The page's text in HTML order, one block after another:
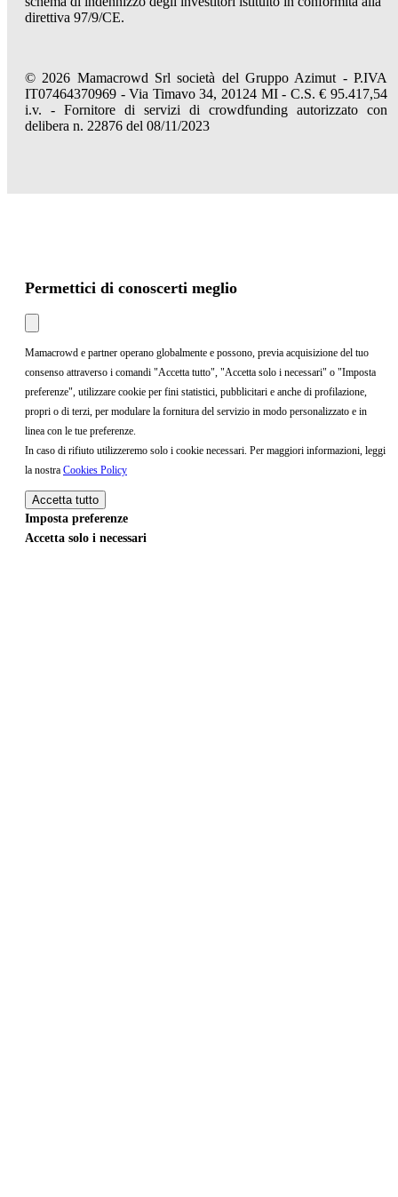
direttiva 97/9/CE.
© 2026 Mamacrowd Srl società del Gruppo Azimut - P.IVA
IT07464370969 - Via Timavo 34, 20124 MI - C.S. € 95.417,54
i.v. - Fornitore di servizi di crowdfunding autorizzato con
delibera n. 22876 del 08/11/2023
Permettici di conoscerti meglio
Mamacrowd e partner operano globalmente e possono, previa acquisizione del tuo
consenso attraverso i comandi "Accetta tutto", "Accetta solo i necessari" o "Imposta
preferenze", utilizzare cookie per fini statistici, pubblicitari e anche di profilazione,
propri o di terzi, per modulare la fornitura del servizio in modo personalizzato e in
linea con le tue preferenze.
In caso di rifiuto utilizzeremo solo i cookie necessari. Per maggiori informazioni, leggi
la nostra Cookies Policy
Accetta tutto
Imposta preferenze
Accetta solo i necessari